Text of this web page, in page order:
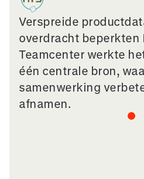
Verspreide
overdracht beperkten
Teamcenter werkte
één centrale bron,
samenwerking
afnamen.